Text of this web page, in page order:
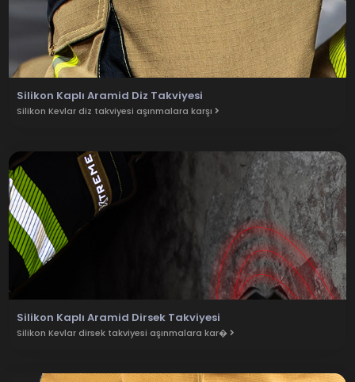
Silikon Kaplı Aramid Diz Takviyesi
Silikon Kevlar diz takviyesi aşınmalara karşı
Silikon Kaplı Aramid Dirsek Takviyesi
Silikon Kevlar dirsek takviyesi aşınmalara kar�